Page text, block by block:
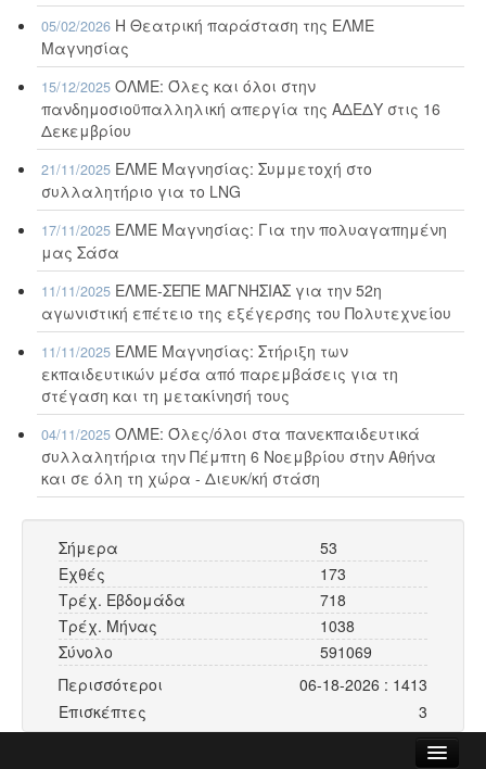
05/02/2026 Η Θεατρική παράσταση της ΕΛΜΕ
Μαγνησίας
15/12/2025 ΟΛΜΕ: Όλες και όλοι στην
πανδημοσιοϋπαλληλική απεργία της ΑΔΕΔΥ στις 16
Δεκεμβρίου
21/11/2025 ΕΛΜΕ Μαγνησίας: Συμμετοχή στο
συλλαλητήριο για το LNG
17/11/2025 ΕΛΜΕ Μαγνησίας: Για την πολυαγαπημένη
μας Σάσα
11/11/2025 ΕΛΜΕ-ΣΕΠΕ ΜΑΓΝΗΣΙΑΣ για την 52η
αγωνιστική επέτειο της εξέγερσης του Πολυτεχνείου
11/11/2025 ΕΛΜΕ Μαγνησίας: Στήριξη των
εκπαιδευτικών μέσα από παρεμβάσεις για τη
στέγαση και τη μετακίνησή τους
04/11/2025 ΟΛΜΕ: Όλες/όλοι στα πανεκπαιδευτικά
συλλαλητήρια την Πέμπτη 6 Νοεμβρίου στην Αθήνα
και σε όλη τη χώρα - Διευκ/κή στάση
Σήμερα
53
Εχθές
173
Τρέχ. Εβδομάδα
718
Τρέχ. Μήνας
1038
Σύνολο
591069
Περισσότεροι
06-18-2026 : 1413
Επισκέπτες
3